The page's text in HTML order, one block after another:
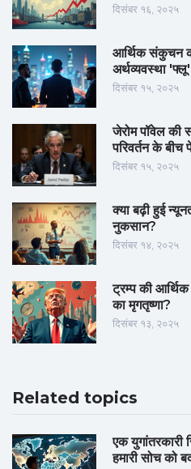
दिसंबर १६, २०२५
आर्थिक संकुचन
अर्थव्यवस्था
दिसंबर १५, २०२५
जेरोम पॉवेल की
परिवर्तन के
दिसंबर १५, २०२५
क्या बढ़ी हुई
नुकसान?
दिसंबर १४, २०२५
ट्रम्प की
का मृगतृष्णा?
दिसंबर १३, २०२५
Related topics
एक युगांतरकारी
हमारी सोच को